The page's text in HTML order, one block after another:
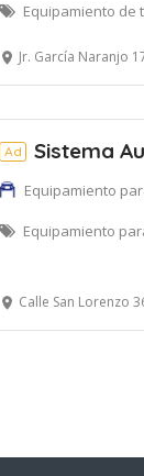
Equipamiento de
Jr. García Naranjo
Ad Sistema
Equipamiento
Equipamiento
Calle San Lorenzo